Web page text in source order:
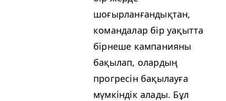
шоғырланғандықтан,
командалар бір уақытта
бірнеше кампанияны
бақылап, олардың
прогресін бақылауға
мүмкіндік алады. Бұл